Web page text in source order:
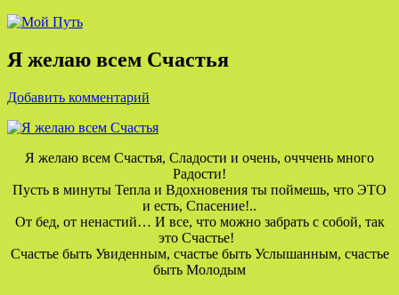
Я желаю вcем Счастья
Добавить комментарий
Я желаю вcем Счастья, Сладости и очень, очччень много
Радости!
Пусть в минуты Тепла и Вдохновения ты поймешь, что ЭТО
и есть, Спасение!..
От бед, от ненастий… И все, что можно забрать с собой, так
это Счастье!
Счастье быть Увиденным, счастье быть Услышанным, счастье
быть Молодым